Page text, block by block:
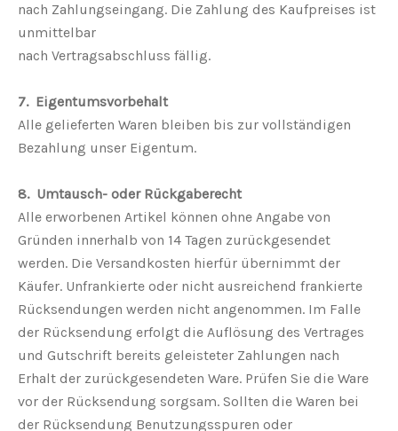
nach Zahlungseingang. Die Zahlung des Kaufpreises ist
unmittelbar
nach Vertragsabschluss fällig.
7. Eigentumsvorbehalt
Alle gelieferten Waren bleiben bis zur vollständigen
Bezahlung unser Eigentum.
8. Umtausch- oder Rückgaberecht
Alle erworbenen Artikel können ohne Angabe von
Gründen innerhalb von 14 Tagen zurückgesendet
werden. Die Versandkosten hierfür übernimmt der
Käufer. Unfrankierte oder nicht ausreichend frankierte
Rücksendungen werden nicht angenommen. Im Falle
der Rücksendung erfolgt die Auflösung des Vertrages
und Gutschrift bereits geleisteter Zahlungen nach
Erhalt der zurückgesendeten Ware. Prüfen Sie die Ware
vor der Rücksendung sorgsam. Sollten die Waren bei
der Rücksendung Benutzungsspuren oder